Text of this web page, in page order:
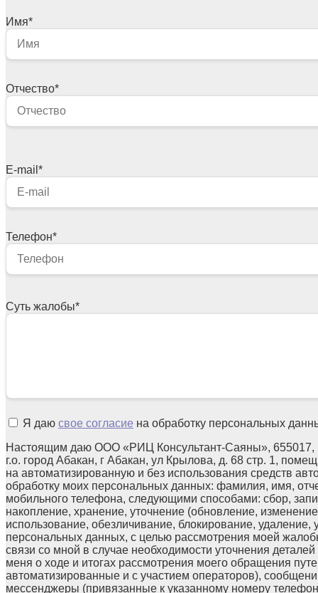
Имя*
Отчество*
E-mail *
Телефон*
Суть жалобы*
Я даю свое согласие на обработку персональных
Настоящим даю ООО «РИЦ Консультант-Саяны», 655017,
г.о. город Абакан, г Абакан, ул Крылова, д. 68 стр. 1,
на автоматизированную и без использования средств
обработку моих персональных данных: фамилия, имя,
мобильного телефона, следующими способами: сбор,
накопление, хранение, уточнение (обновление,
использование, обезличивание, блокирование, удаление,
персональных данных, с целью рассмотрения моей
связи со мной в случае необходимости уточнения
меня о ходе и итогах рассмотрения моего обращения
автоматизированные и с участием операторов),
мессенджеры (привязанные к указанному номеру